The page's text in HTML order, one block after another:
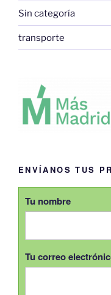
Sin categoría
transporte
ENVÍANOS TUS
Tu nombre
Tu correo